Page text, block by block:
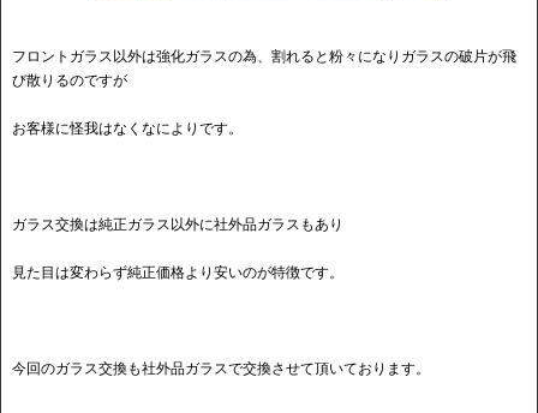
フロントガラス以外は強化ガラスの為、割れると粉々になりガラスの破片が飛
び散りるのですが
お客様に怪我はなくなによりです。
ガラス交換は純正ガラス以外に社外品ガラスもあり
見た目は変わらず純正価格より安いのが特徴です。
今回のガラス交換も社外品ガラスで交換させて頂いております。